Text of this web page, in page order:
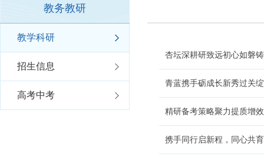
教务教研
教学科研
招生信息
高考中考
杏坛深耕研致远初心如磐
青蓝携手砺成长新秀过关
精研备考策略聚力提质增
携手同行启新程，同心共